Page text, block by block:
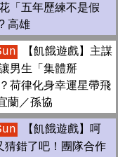
「五年歷練不是假
高雄
【飢餓遊戲】主謀
男生「集體掰
荷律化身幸運星帶飛
蘭／孫協
【飢餓遊戲】呵
猜錯了吧！團隊合作